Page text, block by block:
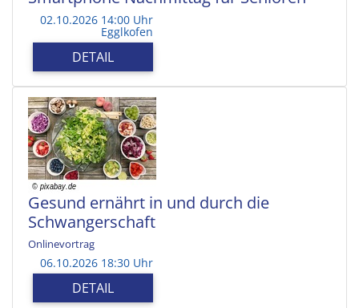
02.10.2026 14:00 Uhr
Egglkofen
DETAIL
Gesund ernährt in und durch die
Schwangerschaft
Onlinevortrag
06.10.2026 18:30 Uhr
DETAIL